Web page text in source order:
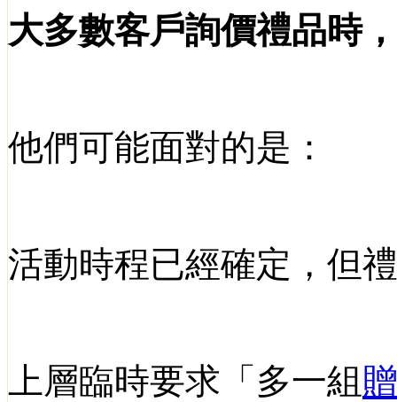
大多數客戶詢價禮品時
他們可能面對的是：
活動時程已經確定，但
上層臨時要求「多一組